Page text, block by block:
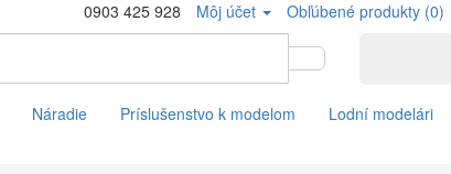
0903 425 928 Môj účet Obľúbené produkty (0)
Náradie Príslušenstvo k modelom Lodní modelári